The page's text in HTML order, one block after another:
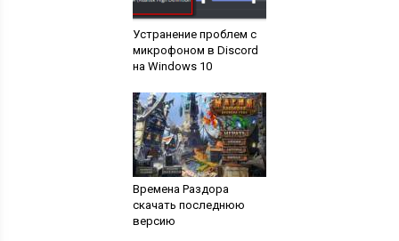
Устранение проблем с
микрофоном в Discord
на Windows 10
Времена Раздора
скачать последнюю
версию